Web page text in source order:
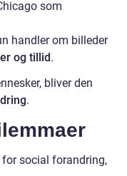
som
handler om billeder
og tillid.
bliver den
.
social forandring,